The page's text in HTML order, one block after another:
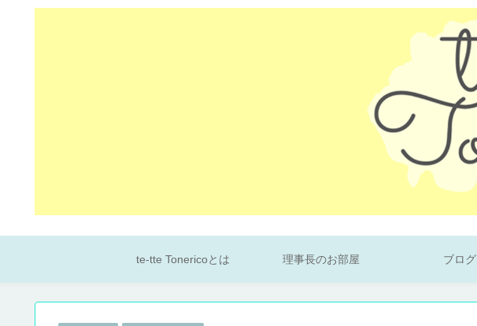
te-tte Tonericoとは 理事長のお部屋 ブログ